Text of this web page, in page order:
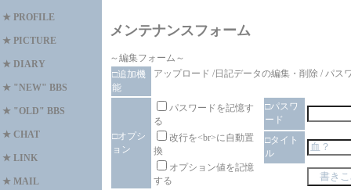
★ PROFILE
★ PICTURE
★ DIARY
★ "NEW" BBS
★ "OLD" BBS
★ CHAT
★ LINK
★ MAIL
メンテナンスフォーム
～編集フォーム～
□追加機
能
アップロード /日記データの編集・削除 / パス
□オプシ
ョン
パスワードを記憶す
る
改行を<br>に自動置
換
オプション値を記憶
する
□パスワ
ード
□タイト
ル